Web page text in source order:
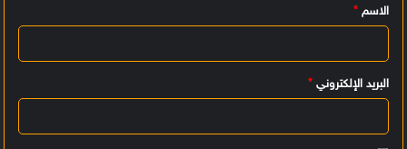
ق
الاسم *
البريد الإلكتروني *